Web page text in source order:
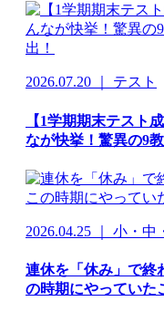
2026.07.20 ｜ テスト
【1学期期末テスト
なが快挙！驚異の9
2026.04.25 ｜ 小・
連休を「休み」で終
の時期にやっていた